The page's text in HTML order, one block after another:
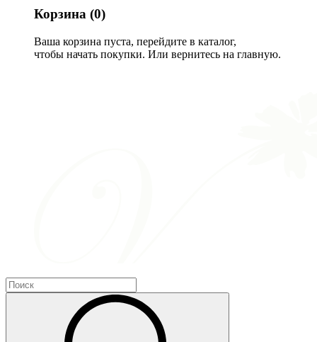
Корзина (0)
Ваша корзина пуста, перейдите в каталог,
чтобы начать покупки. Или вернитесь на главную.